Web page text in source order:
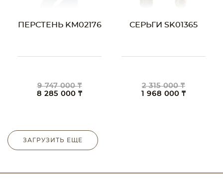
ПЕРСТЕНЬ KM02176
9 747 000 ₸
8 285 000 ₸
СЕРЬГИ SK01365
2 315 000 ₸
1 968 000 ₸
ЗАГРУЗИТЬ ЕЩЕ